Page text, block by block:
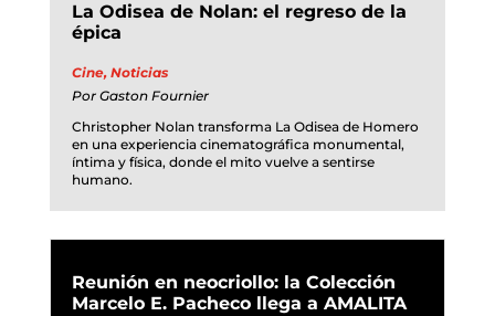
La Odisea de Nolan: el regreso de la
épica
Cine, Noticias
Por Gaston Fournier
Christopher Nolan transforma La Odisea de Homero
en una experiencia cinematográfica monumental,
íntima y física, donde el mito vuelve a sentirse
humano.
Reunión en neocriollo: la Colección
Marcelo E. Pacheco llega a AMALITA